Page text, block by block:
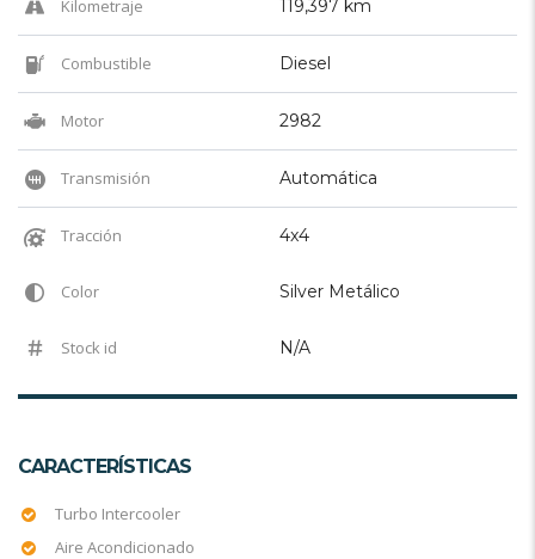
Kilometraje 119,397 km
Combustible Diesel
Motor 2982
Transmisión Automática
Tracción 4x4
Color Silver Metálico
Stock id N/A
CARACTERÍSTICAS
Turbo Intercooler
Aire Acondicionado